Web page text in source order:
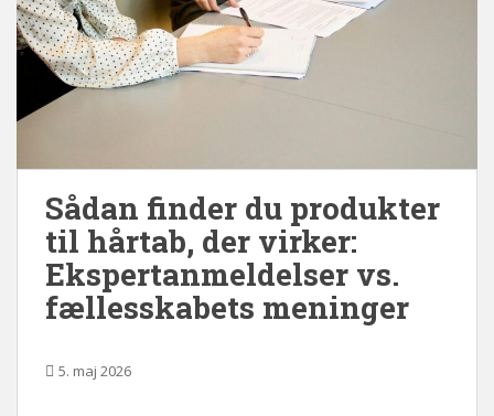
Sådan finder du produkter
til hårtab, der virker:
Ekspertanmeldelser vs.
fællesskabets meninger
5. maj 2026